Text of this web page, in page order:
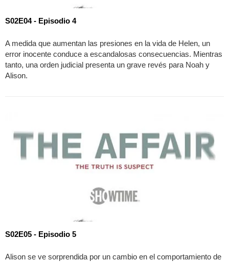
S02E04 - Episodio 4
A medida que aumentan las presiones en la vida de Helen, un
error inocente conduce a escandalosas consecuencias. Mientras
tanto, una orden judicial presenta un grave revés para Noah y
Alison.
S02E05 - Episodio 5
Alison se ve sorprendida por un cambio en el comportamiento de